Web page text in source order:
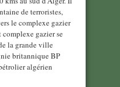
de terroristes,
le complexe gazier
gazier se
la grande ville
britannique BP
algérien